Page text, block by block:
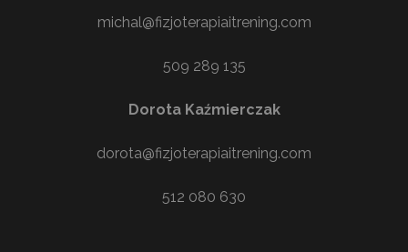
michal@fizjoterapiaitrening.com
509 289 135
Dorota Kaźmierczak
dorota@fizjoterapiaitrening.com
512 080 630